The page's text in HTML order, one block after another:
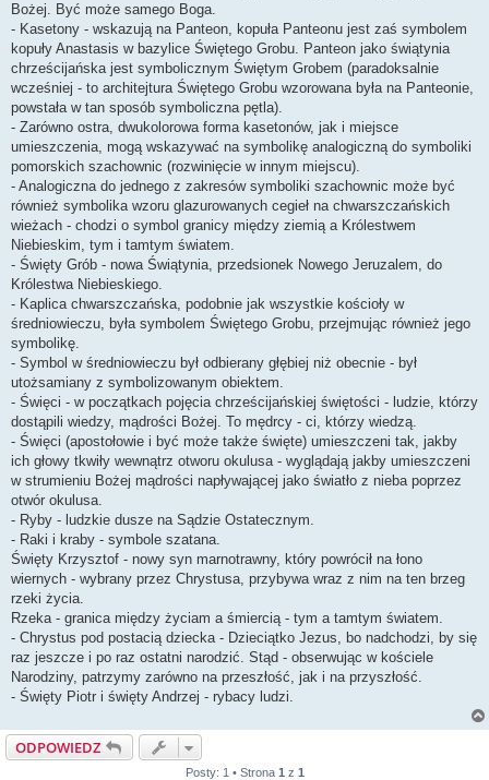
Bożej. Być może samego Boga.
- Kasetony - wskazują na Panteon, kopuła Panteonu jest zaś symbolem
kopuły Anastasis w bazylice Świętego Grobu. Panteon jako świątynia
chrześcijańska jest symbolicznym Świętym Grobem (paradoksalnie
wcześniej - to architejtura Świętego Grobu wzorowana była na Panteonie,
powstała w tan sposób symboliczna pętla).
- Zarówno ostra, dwukolorowa forma kasetonów, jak i miejsce
umieszczenia, mogą wskazywać na symbolikę analogiczną do symboliki
pomorskich szachownic (rozwinięcie w innym miejscu).
- Analogiczna do jednego z zakresów symboliki szachownic może być
również symbolika wzoru glazurowanych cegieł na chwarszczańskich
wieżach - chodzi o symbol granicy między ziemią a Królestwem
Niebieskim, tym i tamtym światem.
- Święty Grób - nowa Świątynia, przedsionek Nowego Jeruzalem, do
Królestwa Niebieskiego.
- Kaplica chwarszczańska, podobnie jak wszystkie kościoły w
średniowieczu, była symbolem Świętego Grobu, przejmując również jego
symbolikę.
- Symbol w średniowieczu był odbierany głębiej niż obecnie - był
utożsamiany z symbolizowanym obiektem.
- Święci - w początkach pojęcia chrześcijańskiej świętości - ludzie, którzy
dostąpili wiedzy, mądrości Bożej. To mędrcy - ci, którzy wiedzą.
- Święci (apostołowie i być może także święte) umieszczeni tak, jakby
ich głowy tkwiły wewnątrz otworu okulusa - wyglądają jakby umieszczeni
w strumieniu Bożej mądrości napływającej jako światło z nieba poprzez
otwór okulusa.
- Ryby - ludzkie dusze na Sądzie Ostatecznym.
- Raki i kraby - symbole szatana.
Święty Krzysztof - nowy syn marnotrawny, który powrócił na łono
wiernych - wybrany przez Chrystusa, przybywa wraz z nim na ten brzeg
rzeki życia.
Rzeka - granica między życiam a śmiercią - tym a tamtym światem.
- Chrystus pod postacią dziecka - Dzieciątko Jezus, bo nadchodzi, by się
raz jeszcze i po raz ostatni narodzić. Stąd - obserwując w kościele
Narodziny, patrzymy zarówno na przeszłość, jak i na przyszłość.
- Święty Piotr i święty Andrzej - rybacy ludzi.
ODPOWIEDZ
Posty: 1 • Strona 1 z 1